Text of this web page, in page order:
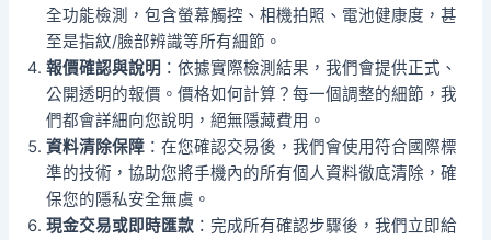
全功能檢測，包含螢幕觸控、相機拍照、電池健康度，甚
至是指紋/臉部辨識等所有細節。
報價確認與說明 ：依據實際檢測結果，我們會提供正式、
公開透明的報價。價格如何計算？每一個調整的細節，我
們都會詳細向您說明，絕無隱藏費用。
資料清除保障 ：在您確認交易後，我們會使用符合國際標
準的技術，協助您將手機內的所有個人資料徹底清除，確
保您的隱私安全無虞。
現金交易或即時匯款 ：完成所有確認步驟後，我們立即給